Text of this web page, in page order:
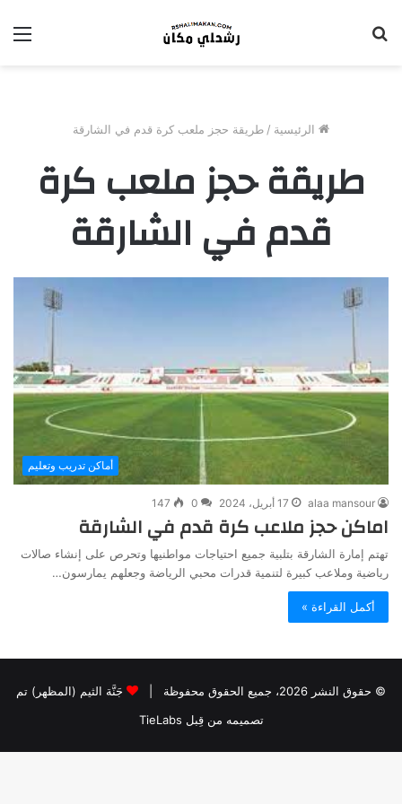
الرئيسية / طريقة حجز ملعب كرة قدم في الشارقة
طريقة حجز ملعب كرة
قدم في الشارقة
أماكن تدريب وتعليم
alaa mansour 17 أبريل، 2024 0
147
اماكن حجز ملاعب كرة قدم في الشارقة
تهتم إمارة الشارقة بتلبية جميع احتياجات مواطنيها وتحرص على إنشاء صالات
رياضية وملاعب كبيرة لتنمية قدرات محبي الرياضة وجعلهم يمارسون…
أكمل القراءة »
© حقوق النشر 2026، جميع الحقوق محفوظة |
جَنَّة الثيم (المظهر) تم
تصميمه من قِبل TieLabs